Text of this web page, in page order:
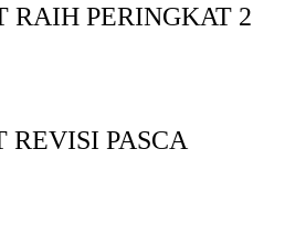
RAIH PERINGKAT 2
REVISI PASCA